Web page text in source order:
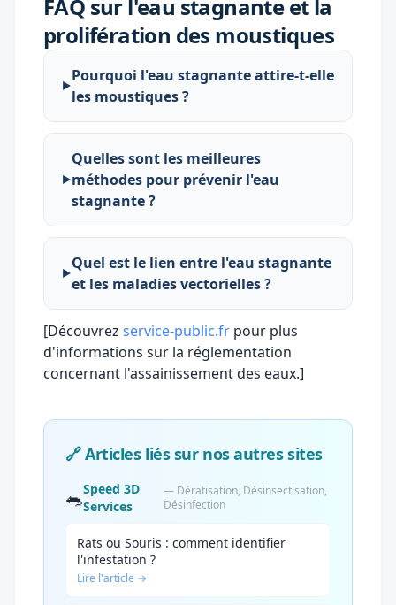
FAQ sur l'eau stagnante et la
prolifération des moustiques
Pourquoi l'eau stagnante attire-t-elle
les moustiques ?
Quelles sont les meilleures
méthodes pour prévenir l'eau
stagnante ?
Quel est le lien entre l'eau stagnante
et les maladies vectorielles ?
[Découvrez service-public.fr pour plus
d'informations sur la réglementation
concernant l'assainissement des eaux.]
🔗 Articles liés sur nos autres sites
🐀Speed 3D
Services
— Dératisation, Désinsectisation,
Désinfection
Rats ou Souris : comment identifier
l'infestation ?
Lire l'article →